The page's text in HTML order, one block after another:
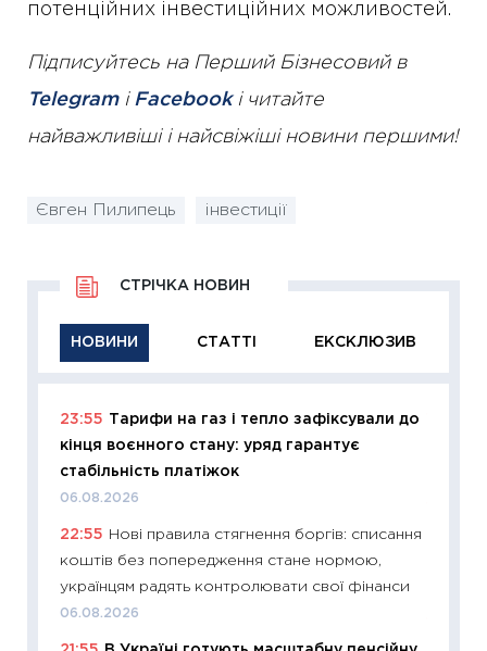
потенційних інвестиційних можливостей.
Підписуйтесь на Перший Бізнесовий в
Telegramі Facebookі читайте
найважливіші і найсвіжіші новини першими!
Євген Пилипець інвестиції
НОВИНИ СТАТТІ ЕКСКЛЮЗИВ
СТРІЧКА НОВИН
23:55 Тарифи на газ і тепло зафіксували до
кінця воєнного стану: уряд гарантує
стабільність платіжок
06.08.2026
22:55
Нові правила стягнення боргів: списання
коштів без попередження стане нормою,
українцям радять контролювати свої фінанси
06.08.2026